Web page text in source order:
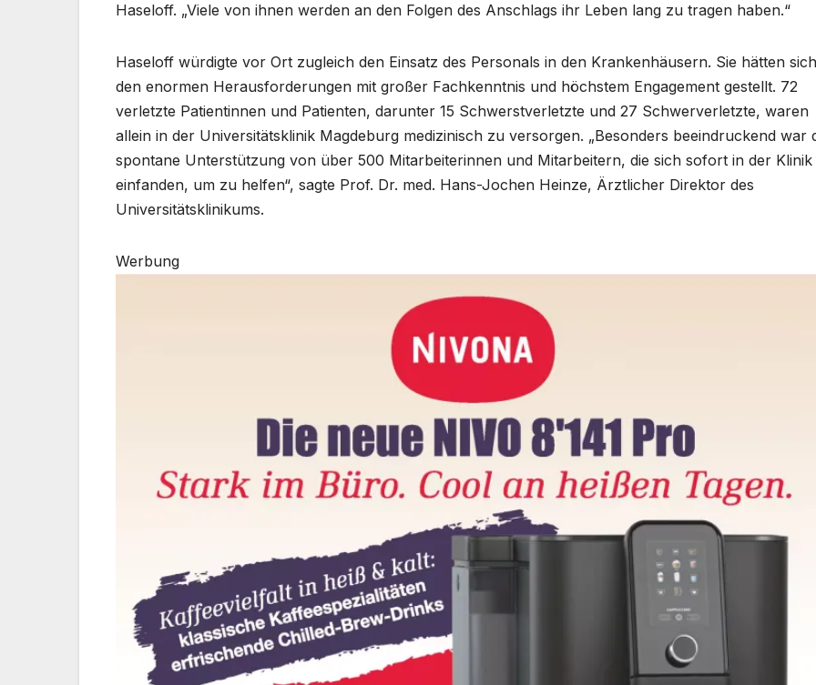
Haseloff. „Viele von ihnen werden an den Folgen des Anschlags ihr Leben lang zu tragen haben.“
Haseloff würdigte vor Ort zugleich den Einsatz des Personals in den Krankenhäusern. Sie hätten sich
den enormen Herausforderungen mit großer Fachkenntnis und höchstem Engagement gestellt. 72
verletzte Patientinnen und Patienten, darunter 15 Schwerstverletzte und 27 Schwerverletzte, waren
allein in der Universitätsklinik Magdeburg medizinisch zu versorgen. „Besonders beeindruckend war
spontane Unterstützung von über 500 Mitarbeiterinnen und Mitarbeitern, die sich sofort in der Klinik
einfanden, um zu helfen“, sagte Prof. Dr. med. Hans-Jochen Heinze, Ärztlicher Direktor des
Universitätsklinikums.
Werbung